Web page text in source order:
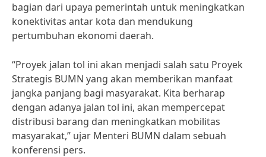
bagian dari upaya pemerintah untuk meningkatkan
konektivitas antar kota dan mendukung
pertumbuhan ekonomi daerah.
“Proyek jalan tol ini akan menjadi salah satu Proyek
Strategis BUMN yang akan memberikan manfaat
jangka panjang bagi masyarakat. Kita berharap
dengan adanya jalan tol ini, akan mempercepat
distribusi barang dan meningkatkan mobilitas
masyarakat,” ujar Menteri BUMN dalam sebuah
konferensi pers.